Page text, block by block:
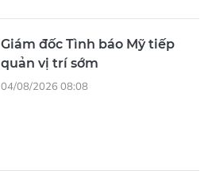
Giám đốc Tình báo Mỹ tiếp
quản vị trí sớm
04/08/2026 08:08